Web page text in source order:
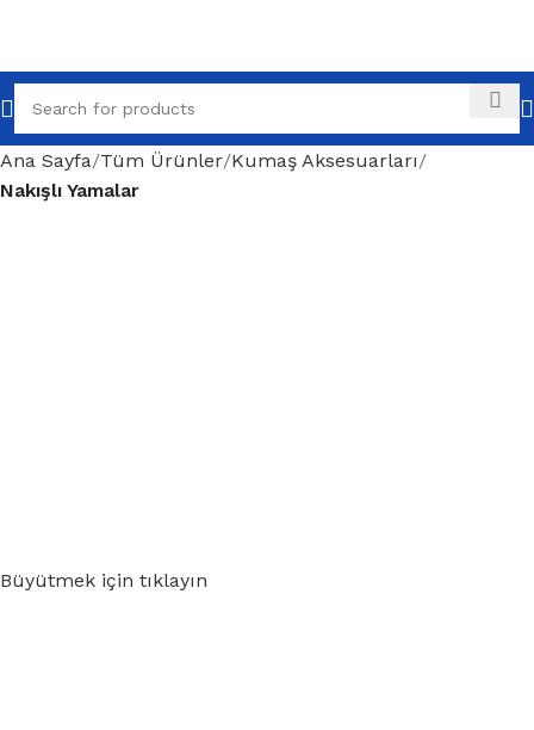
Ana Sayfa Tüm Ürünler Kumaş Aksesuarları
Nakışlı Yamalar
Büyütmek için tıklayın